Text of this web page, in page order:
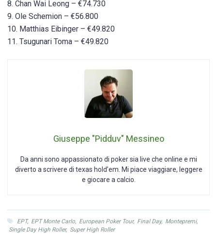
8. Chan Wai Leong – €74.730
9. Ole Schemion – €56.800
10. Matthias Eibinger – €49.820
11. Tsugunari Toma – €49.820
Giuseppe "Pidduv" Messineo
Da anni sono appassionato di poker sia live che online e mi
diverto a scrivere di texas hold’em. Mi piace viaggiare, leggere
e giocare a calcio.
EPT, EPT Monte Carlo, European Poker Tour, Final Day, Montepremi,
Single Day High Roller, Super High Roller